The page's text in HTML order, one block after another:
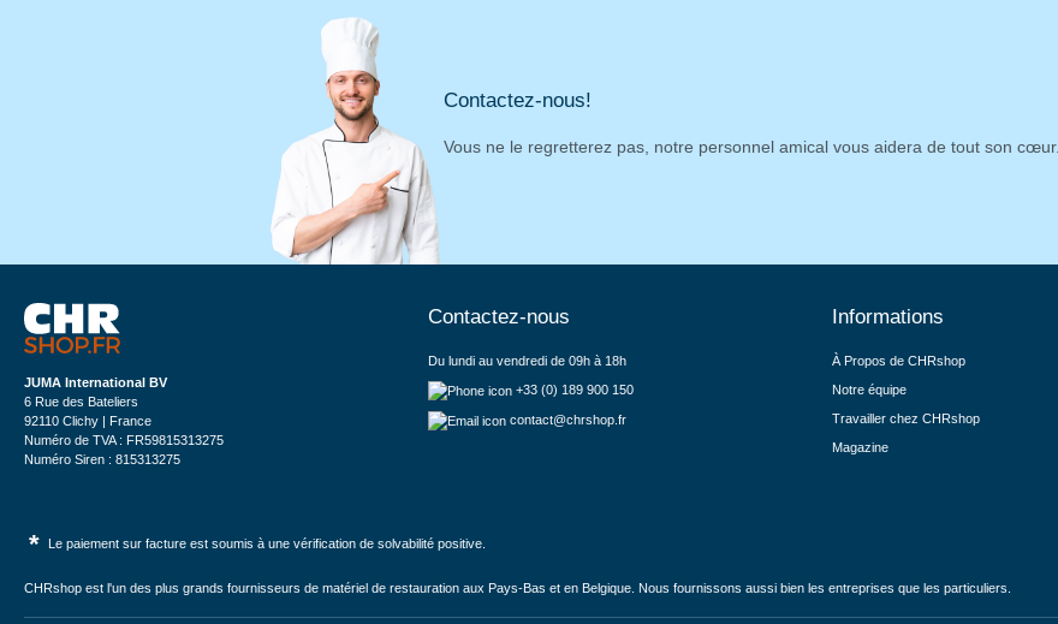
Contactez-nous!
Vous ne le regretterez pas, notre personnel amical vous aidera de tout son cœur.
JUMA International BV
6 Rue des Bateliers
92110 Clichy | France
Numéro de TVA : FR59815313275
Numéro Siren : 815313275
Contactez-nous
Du lundi au vendredi de 09h à 18h
+33 (0) 189 900 150
contact@chrshop.fr
Informations
À Propos de CHRshop
Notre équipe
Travailler chez CHRshop
Magazine
* Le paiement sur facture est soumis à une vérification de solvabilité positive.
CHRshop est l'un des plus grands fournisseurs de matériel de restauration aux Pays-Bas et en Belgique. Nous fournissons aussi bien les entreprises que les particuliers.